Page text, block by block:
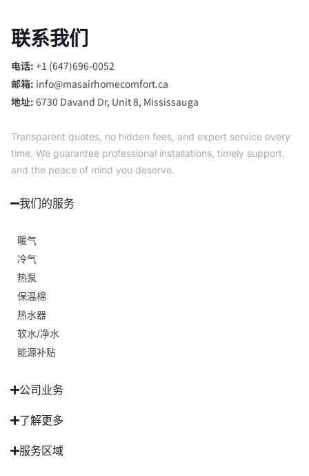
联系我们
电话: +1 (647)696-0052
邮箱: info@masairhomecomfort.ca
地址: 6730 Davand Dr, Unit 8, Mississauga
Transparent quotes, no hidden fees, and expert service every
time. We guarantee professional installations, timely support,
and the peace of mind you deserve.
我们的服务
暖气
冷气
热泵
保温棉
热水器
软水/净水
能源补贴
公司业务
了解更多
服务区域